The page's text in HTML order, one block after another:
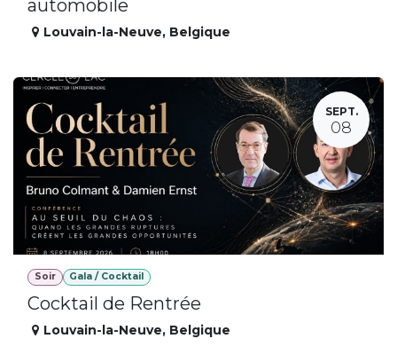
automobile
Louvain-la-Neuve, Belgique
SEPT.
08
Soir Gala / Cocktail
Cocktail de Rentrée
Louvain-la-Neuve, Belgique